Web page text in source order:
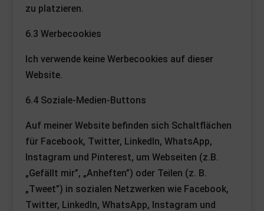
zu platzieren.
6.3 Werbecookies
Ich verwende keine Werbecookies auf dieser
Website.
6.4 Soziale-Medien-Buttons
Auf meiner Website befinden sich Schaltflächen
für Facebook, Twitter, LinkedIn, WhatsApp,
Instagram und Pinterest, um Webseiten (z.B.
„Gefällt mir”, „Anheften”) oder Teilen (z. B.
„Tweet”) in sozialen Netzwerken wie Facebook,
Twitter, LinkedIn, WhatsApp, Instagram und